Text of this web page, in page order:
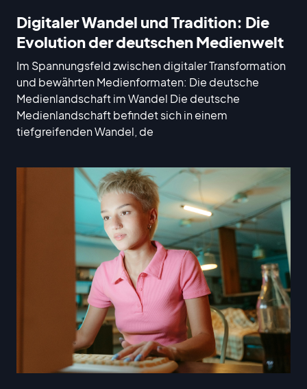
Digitaler Wandel und Tradition: Die
Evolution der deutschen Medienwelt
Im Spannungsfeld zwischen digitaler Transformation
und bewährten Medienformaten: Die deutsche
Medienlandschaft im Wandel Die deutsche
Medienlandschaft befindet sich in einem
tiefgreifenden Wandel, de